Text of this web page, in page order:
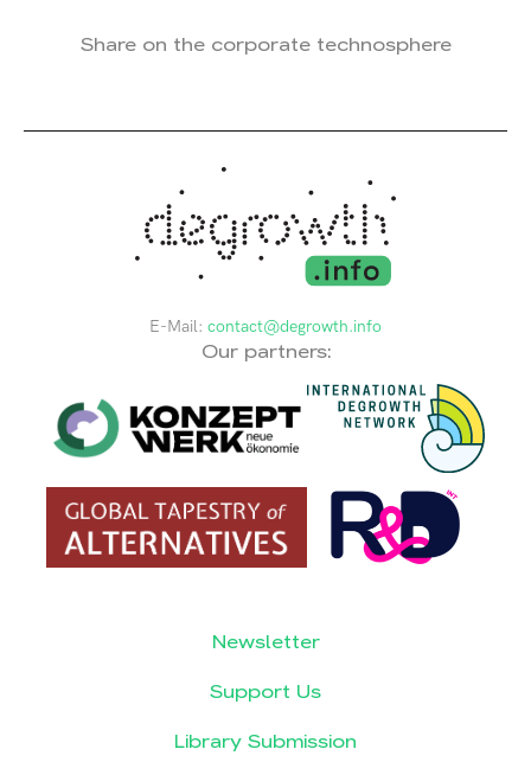
Share on the corporate technosphere
E-Mail: contact@degrowth.info
Our partners:
Newsletter
Support Us
Library Submission